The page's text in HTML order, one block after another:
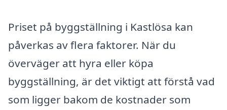
Priset på byggställning i Kastlösa kan
påverkas av flera faktorer. När du
överväger att hyra eller köpa
byggställning, är det viktigt att förstå vad
som ligger bakom de kostnader som